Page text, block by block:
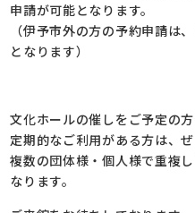
申請が可能となります。
（伊予市外の方の予約申請は
となります）
文化ホールの催しをご予定の
定期的なご利用がある方は、ぜ
複数の団体様・個人様で重複
なります。